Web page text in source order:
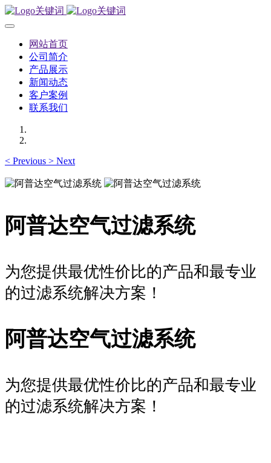
网站首页
公司简介
产品展示
新闻动态
客户案例
联系我们
< Previous > Next
阿普达空气过滤系统
为您提供最优性价比的产品和最专业
的过滤系统解决方案！
阿普达空气过滤系统
为您提供最优性价比的产品和最专业
的过滤系统解决方案！